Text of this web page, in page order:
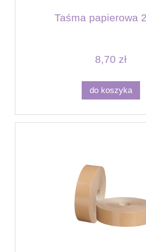
Taśma papierowa
8,70 zł
do koszyka